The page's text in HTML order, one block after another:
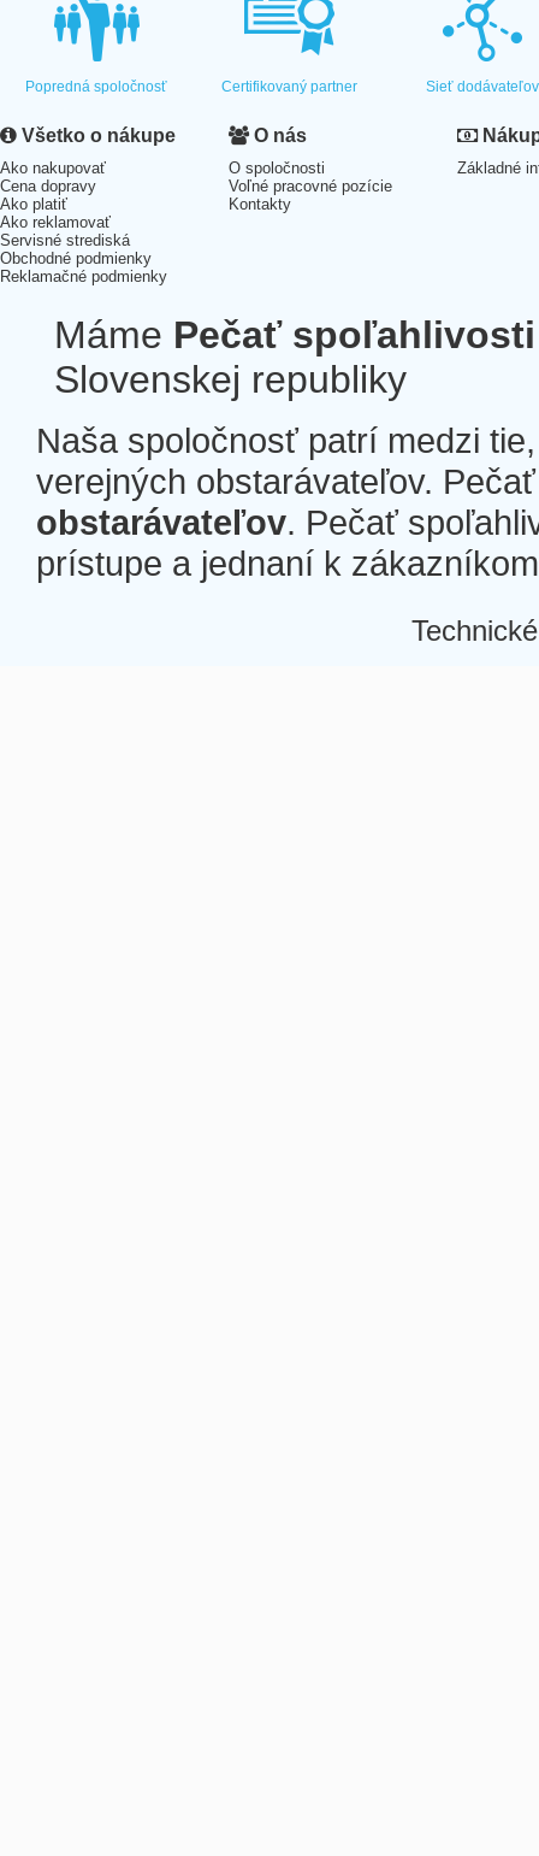
Popredná spoločnosť Certifikovaný partner Sieť dodávateľov
Všetko o nákupe
Ako nakupovať
Cena dopravy
Ako platiť
Ako reklamovať
Servisné strediská
Obchodné podmienky
Reklamačné podmienky
O nás
O spoločnosti
Voľné pracovné pozície
Kontakty
Základné
Máme Pečať spoľahlivosti
Slovenskej republiky
Naša spoločnosť patrí medzi
verejných obstarávateľov.
obstarávateľov. Pečať
prístupe a jednaní k